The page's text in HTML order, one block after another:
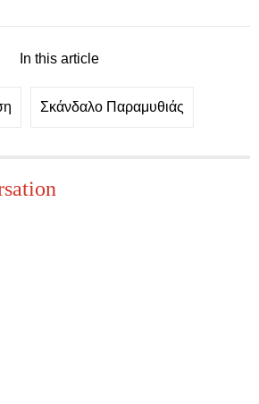
In this article
Σκάνδαλο Παραμυθιάς